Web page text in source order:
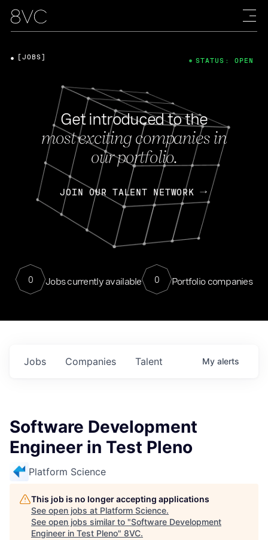
Get introduced to the
most exciting companies in
our portfolio.
JOIN OUR TALENT NETWORK
0 Jobs currently available 0 Portfolio companies
[JOBS] STATUS: OPEN
Jobs Companies Talent My alerts
Software Development
Engineer in Test Pleno
Platform Science
This job is no longer accepting applications
See open jobs at Platform Science.
See open jobs similar to "Software Development
Engineer in Test Pleno" 8VC.